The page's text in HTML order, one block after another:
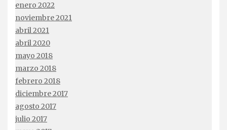
enero 2022
noviembre 2021
abril 2021
abril 2020
mayo 2018
marzo 2018
febrero 2018
diciembre 2017
agosto 2017
julio 2017